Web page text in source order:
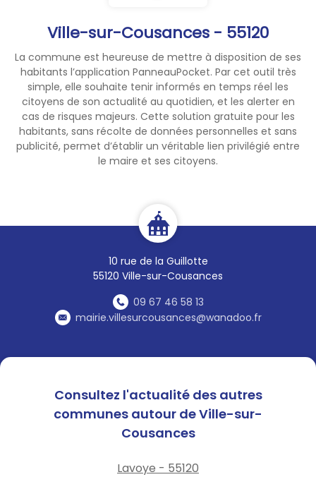
Ville-sur-Cousances - 55120
La commune est heureuse de mettre à disposition de ses
habitants l’application PanneauPocket. Par cet outil très
simple, elle souhaite tenir informés en temps réel les
citoyens de son actualité au quotidien, et les alerter en
cas de risques majeurs. Cette solution gratuite pour les
habitants, sans récolte de données personnelles et sans
publicité, permet d’établir un véritable lien privilégié entre
le maire et ses citoyens.
10 rue de la Guillotte
55120 Ville-sur-Cousances
09 67 46 58 13
mairie.villesurcousances@wanadoo.fr
Consultez l'actualité des autres
communes autour de Ville-sur-
Cousances
Lavoye - 55120